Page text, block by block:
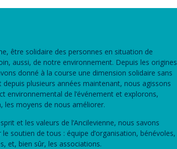
être solidaire des personnes en situation de
aussi, de notre environnement. Depuis les origines
donné à la course une dimension solidaire sans
depuis plusieurs années maintenant, nous agissons
environnemental de l’événement et explorons,
les moyens de nous améliorer.
et les valeurs de l’Ancilevienne, nous savons
soutien de tous : équipe d’organisation, bénévoles,
et, bien sûr, les associations.